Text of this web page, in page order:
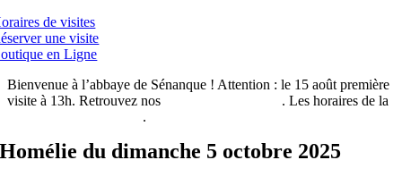
de visites
une visite
en Ligne
Bienvenue à l’abbaye de Sénanque ! Attention : le 15 août première
visite à 13h. Retrouvez nos
. Les horaires de la
.
Homélie du dimanche 5 octobre 2025